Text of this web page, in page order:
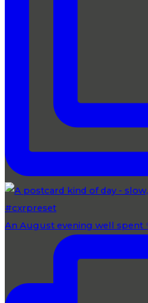
An August evening well spent